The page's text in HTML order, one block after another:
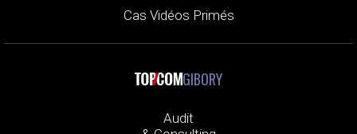
Cas Vidéos Primés
GIBORY
Audit